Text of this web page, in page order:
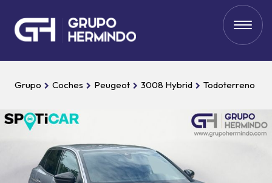
Grupo Coches Peugeot 3008 Hybrid Todoterreno